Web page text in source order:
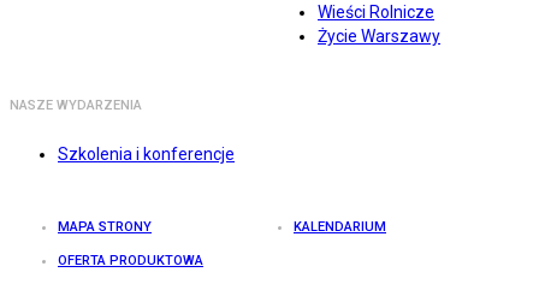
Wieści Rolnicze
Życie Warszawy
NASZE WYDARZENIA
Szkolenia i konferencje
MAPA STRONY KALENDARIUM
OFERTA PRODUKTOWA